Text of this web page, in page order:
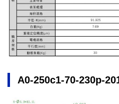
A0-250c1-70-230p-